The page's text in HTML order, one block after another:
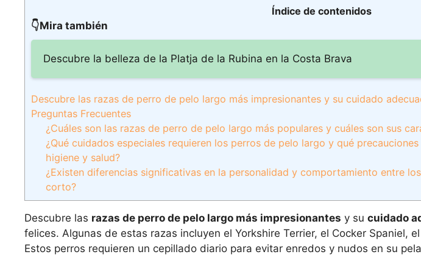
Índice de contenidos
👇Mira también
Descubre la belleza de la Platja de la Rubina en la Costa Brava
Descubre las razas de perro de pelo largo más impresionantes y su cuidado
Preguntas Frecuentes
¿Cuáles son las razas de perro de pelo largo más populares y cuáles son sus
¿Qué cuidados especiales requieren los perros de pelo largo y qué
higiene y salud?
¿Existen diferencias significativas en la personalidad y comportamiento entre
corto?
Descubre las razas de perro de pelo largo más impresionantes y su cuidado
felices. Algunas de estas razas incluyen el Yorkshire Terrier, el Cocker Spaniel,
Estos perros requieren un cepillado diario para evitar enredos y nudos en su